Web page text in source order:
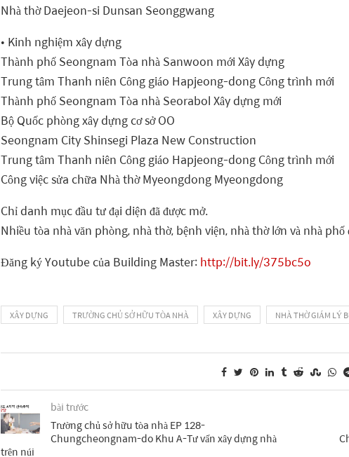
Nhà thờ Daejeon-si Dunsan Seonggwang
• Kinh nghiệm xây dựng
Thành phố Seongnam Tòa nhà Sanwoon mới Xây dựng
Trung tâm Thanh niên Công giáo Hapjeong-dong Công trình mới
Thành phố Seongnam Tòa nhà Seorabol Xây dựng mới
Bộ Quốc phòng xây dựng cơ sở OO
Seongnam City Shinsegi Plaza New Construction
Trung tâm Thanh niên Công giáo Hapjeong-dong Công trình mới
Công việc sửa chữa Nhà thờ Myeongdong Myeongdong
Chỉ danh mục đầu tư đại diện đã được mở.
Nhiều tòa nhà văn phòng, nhà thờ, bệnh viện, nhà thờ lớn và nhà
Đăng ký Youtube của Building Master: http://bit.ly/375bc5o
XÂY DỰNG TRƯỜNG CHỦ SỞ HỮU TÒA NHÀ XÂY DỰNG NHÀ THỜ GIÁM LÝ
bài trước
Trường chủ sở hữu tòa nhà EP 128-
Chungcheongnam-do Khu A-Tư vấn xây dựng nhà
trên núi